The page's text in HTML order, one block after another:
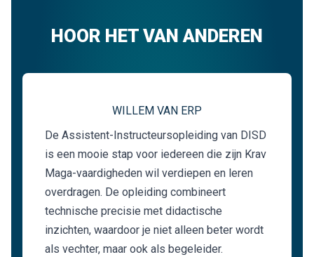
HOOR HET VAN ANDEREN
WILLEM VAN ERP
De Assistent-Instructeursopleiding van DISD
is een mooie stap voor iedereen die zijn Krav
Maga-vaardigheden wil verdiepen en leren
overdragen. De opleiding combineert
technische precisie met didactische
inzichten, waardoor je niet alleen beter wordt
als vechter, maar ook als begeleider.